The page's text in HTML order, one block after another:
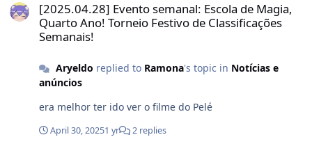
[2025.04.28] Evento semanal: Escola de Magia,
Quarto Ano! Torneio Festivo de Classificações
Semanais!
Aryeldo replied to Ramona's topic in Notícias e
anúncios
era melhor ter ido ver o filme do Pelé
April 30, 20251 yr 2 replies